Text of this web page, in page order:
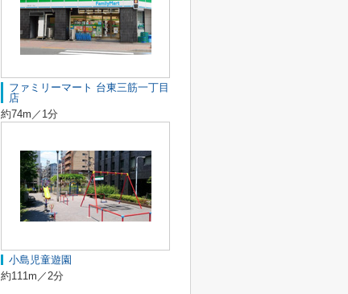
ファミリーマート 台東三筋一丁目
店
約74m／1分
小島児童遊園
約111m／2分